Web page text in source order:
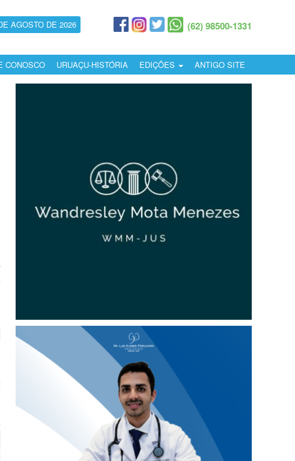
AGOSTO DE 2026 (62) 98500-1331
CONOSCO URUAÇU-HISTÓRIA EDIÇÕES ANTIGO SITE